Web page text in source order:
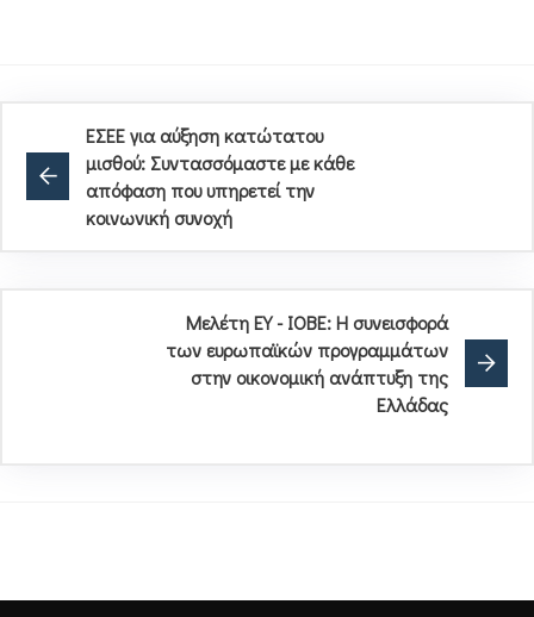
ΕΣΕΕ για αύξηση κατώτατου
μισθού: Συντασσόμαστε με κάθε
απόφαση που υπηρετεί την
κοινωνική συνοχή
Μελέτη ΕΥ - ΙΟΒΕ: Η συνεισφορά
των ευρωπαϊκών προγραμμάτων
στην οικονομική ανάπτυξη της
Ελλάδας